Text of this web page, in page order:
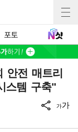
포토
안전 매트리
스템 구축"
가가